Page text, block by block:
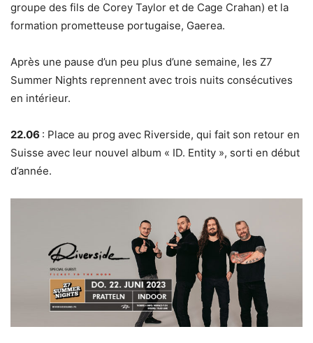
groupe des fils de Corey Taylor et de Cage Crahan) et la
formation prometteuse portugaise, Gaerea.
Après une pause d’un peu plus d’une semaine, les Z7
Summer Nights reprennent avec trois nuits consécutives
en intérieur.
22.06 : Place au prog avec Riverside, qui fait son retour en
Suisse avec leur nouvel album « ID. Entity », sorti en début
d’année.